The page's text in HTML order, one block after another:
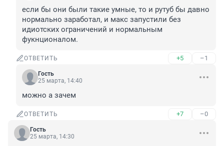
если бы они были такие умные, то и рутуб бы давно
нормально заработал, и макс запустили без
идиотских ограничений и нормальным
фукнционалом.
ОТВЕТИТЬ +5 –1
Гость
25 марта, 14:40
можно а зачем
ОТВЕТИТЬ +7 –0
Гость
25 марта, 14:30